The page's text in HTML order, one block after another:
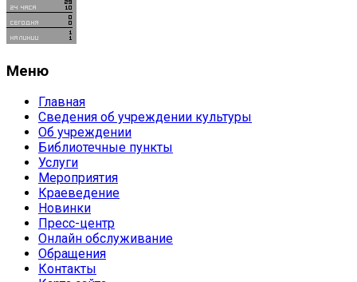
Меню
Главная
Сведения об учреждении культуры
Об учреждении
Библиотечные пункты
Услуги
Мероприятия
Краеведение
Новинки
Пресс-центр
Онлайн обслуживание
Обращения
Контакты